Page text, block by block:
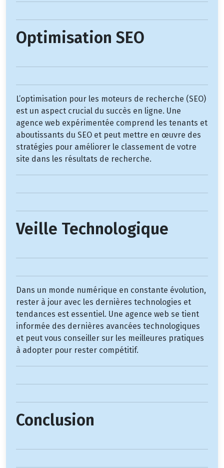
Optimisation SEO
L’optimisation pour les moteurs de recherche (SEO)
est un aspect crucial du succès en ligne. Une
agence web expérimentée comprend les tenants et
aboutissants du SEO et peut mettre en œuvre des
stratégies pour améliorer le classement de votre
site dans les résultats de recherche.
Veille Technologique
Dans un monde numérique en constante évolution,
rester à jour avec les dernières technologies et
tendances est essentiel. Une agence web se tient
informée des dernières avancées technologiques
et peut vous conseiller sur les meilleures pratiques
à adopter pour rester compétitif.
Conclusion